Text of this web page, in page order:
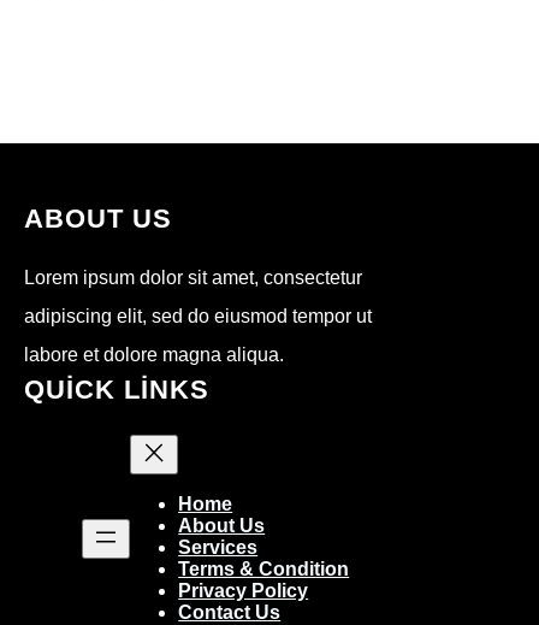
ABOUT US
Lorem ipsum dolor sit amet, consectetur
adipiscing elit, sed do eiusmod tempor ut
labore et dolore magna aliqua.
QUICK LINKS
Home
About Us
Services
Terms & Condition
Privacy Policy
Contact Us